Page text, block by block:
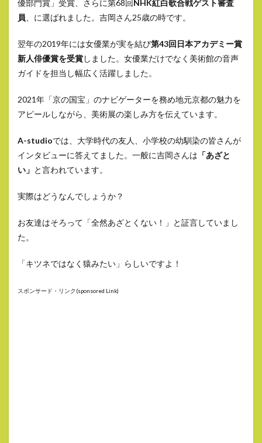
優部門賞」受賞、さらに第68回 NHK紅白歌合戦ゲスト審査
員 、に選ばれました。吉岡さん25歳の時です。
翌年の2019年には女優業が実を結び第43回日本アカデミー賞
新人俳優賞を受賞しました。女優業だけでなく美術館の音声
ガイドを担当し幅広く活躍しました。
2021年「京の国宝」のナビゲーターを務め地元京都の魅力を
アピールしながら、美術展の楽しみ方を伝えています。
A-studioでは、大学時代の友人、小学校の幼馴染の皆さんが
インタビューに答えてました。一般に吉岡さんは 「あざと
い」 と言われています。
実際はどうなんでしょうか？
お友達はそろって「全然あざとくない！」と証言していまし
た。
「キツネではなく猿みたい」らしいですよ！
スポンサード・リンク(sponsored Link)